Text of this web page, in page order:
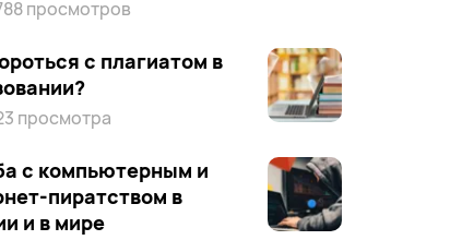
просмотров
с плагиатом в
просмотра
с компьютерным и
пиратством в
и в мире